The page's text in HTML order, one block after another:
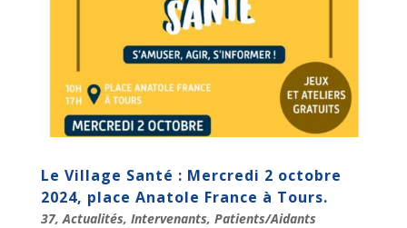
Le Village Santé : Mercredi 2 octobre
2024, place Anatole France à Tours.
37,Actualités, Intervenants, Patients/Aidants